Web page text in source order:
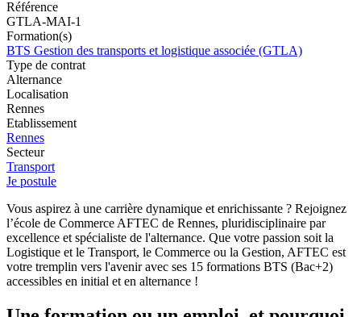
Référence
GTLA-MAI-1
Formation(s)
BTS Gestion des transports et logistique associée (GTLA)
Type de contrat
Alternance
Localisation
Rennes
Etablissement
Rennes
Secteur
Transport
Je postule
Vous aspirez à une carrière dynamique et enrichissante ? Rejoignez
l’école de Commerce AFTEC de Rennes, pluridisciplinaire par
excellence et spécialiste de l'alternance. Que votre passion soit la
Logistique et le Transport, le Commerce ou la Gestion, AFTEC est
votre tremplin vers l'avenir avec ses 15 formations BTS (Bac+2)
accessibles en initial et en alternance !